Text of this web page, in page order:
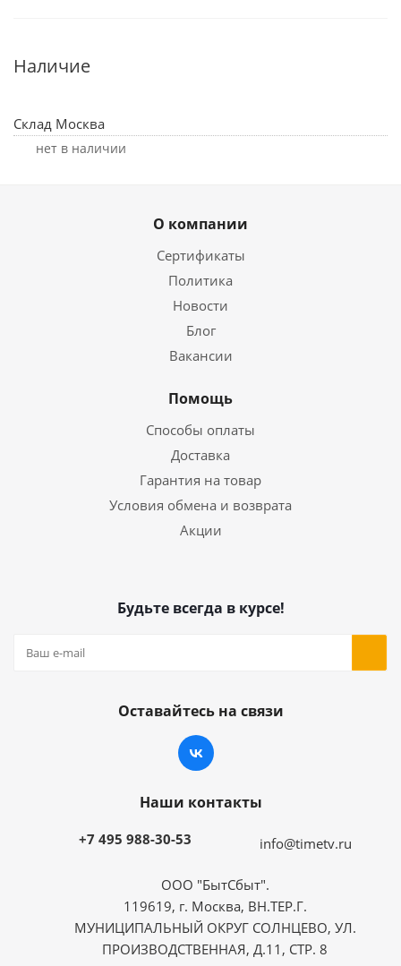
Наличие
Склад Москва
Нет в наличии
О компании
Сертификаты
Политика
Новости
Блог
Вакансии
Помощь
Способы оплаты
Доставка
Гарантия на товар
Условия обмена и возврата
Акции
Будьте всегда в курсе!
Оставайтесь на связи
Наши контакты
+7 495 988-30-53 info@timetv.ru
ООО "БытСбыт".
119619, г. Москва, ВН.ТЕР.Г.
МУНИЦИПАЛЬНЫЙ ОКРУГ СОЛНЦЕВО, УЛ.
ПРОИЗВОДСТВЕННАЯ, Д.11, СТР. 8